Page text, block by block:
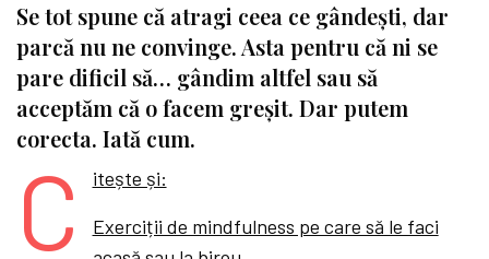
Se tot spune că atragi ceea ce gândești, dar
parcă nu ne convinge. Asta pentru că ni se
pare dificil să… gândim altfel sau să
acceptăm că o facem greșit. Dar putem
corecta. Iată cum.
C
itește și:
Exerciții de mindfulness pe care să le faci